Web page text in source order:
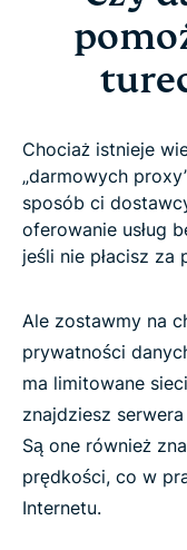
Chociaż istnieje
„darmowych
sposób ci
oferowanie usług
jeśli nie płacisz
Ale zostawmy na
prywatności
ma limitowane
znajdziesz
Są one również
prędkości, co w
Internetu.